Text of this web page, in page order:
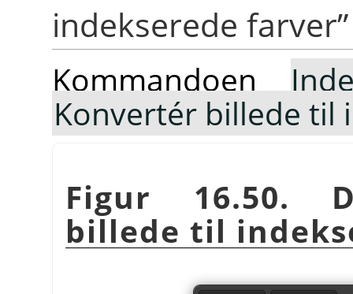
indekserede farver”
Kommandoen
Konvertér billede til
Figur 16.50.
billede til